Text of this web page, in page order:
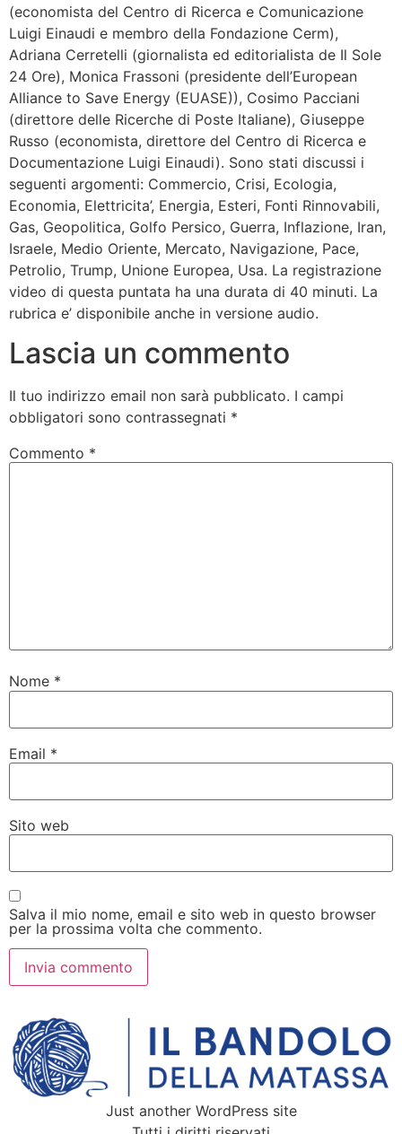
(economista del Centro di Ricerca e Comunicazione
Luigi Einaudi e membro della Fondazione Cerm),
Adriana Cerretelli (giornalista ed editorialista de Il Sole
24 Ore), Monica Frassoni (presidente dell’European
Alliance to Save Energy (EUASE)), Cosimo Pacciani
(direttore delle Ricerche di Poste Italiane), Giuseppe
Russo (economista, direttore del Centro di Ricerca e
Documentazione Luigi Einaudi). Sono stati discussi i
seguenti argomenti: Commercio, Crisi, Ecologia,
Economia, Elettricita’, Energia, Esteri, Fonti Rinnovabili,
Gas, Geopolitica, Golfo Persico, Guerra, Inflazione, Iran,
Israele, Medio Oriente, Mercato, Navigazione, Pace,
Petrolio, Trump, Unione Europea, Usa. La registrazione
video di questa puntata ha una durata di 40 minuti. La
rubrica e’ disponibile anche in versione audio.
Lascia un commento
Il tuo indirizzo email non sarà pubblicato. I campi
obbligatori sono contrassegnati *
Commento *
Nome *
Email *
Sito web
Salva il mio nome, email e sito web in questo browser
per la prossima volta che commento.
Just another WordPress site